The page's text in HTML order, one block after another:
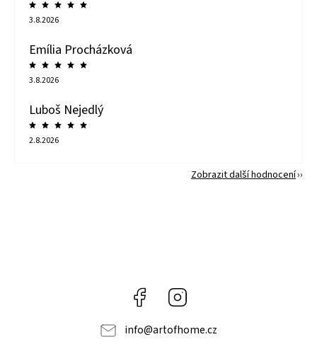
3.8.2026
Emília Procházková
3.8.2026
Luboš Nejedlý
2.8.2026
Zobrazit další hodnocení
Facebook
info@artofhome.cz